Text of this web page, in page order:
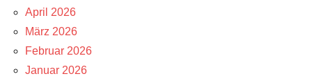
April 2026
März 2026
Februar 2026
Januar 2026